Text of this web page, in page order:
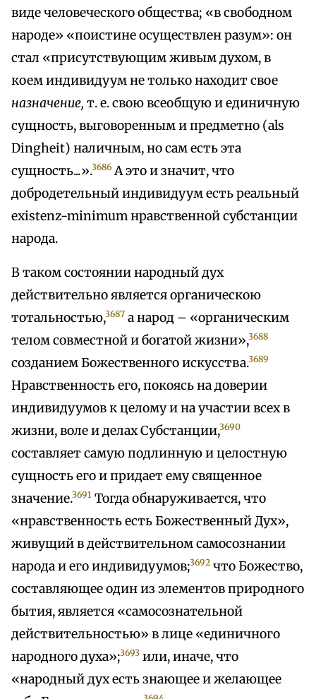
виде человеческого общества; «в свободном
народе» «поистине осуществлен разум»: он
стал «присутствующим живым духом, в
коем индивидуум не только находит свое
назначение, т. е. свою всеобщую и единичную
сущность, выговоренным и предметно (als
Dingheit) наличным, но сам есть эта
сущность...».3686 А это и значит, что
добродетельный индивидуум есть реальный
existenz-minimum нравственной субстанции
народа.
В таком состоянии народный дух
действительно является органическою
тотальностью,3687 а народ – «органическим
телом совместной и богатой жизни»,3688
созданием Божественного искусства.3689
Нравственность его, покоясь на доверии
индивидуумов к целому и на участии всех в
жизни, воле и делах Субстанции,3690
составляет самую подлинную и целостную
сущность его и придает ему священное
значение.3691 Тогда обнаруживается, что
«нравственность есть Божественный Дух»,
живущий в действительном самосознании
народа и его индивидуумов;3692 что Божество,
составляющее один из элементов природного
бытия, является «самосознательной
действительностью» в лице «единичного
народного духа»;3693 или, иначе, что
«народный дух есть знающее и желающее